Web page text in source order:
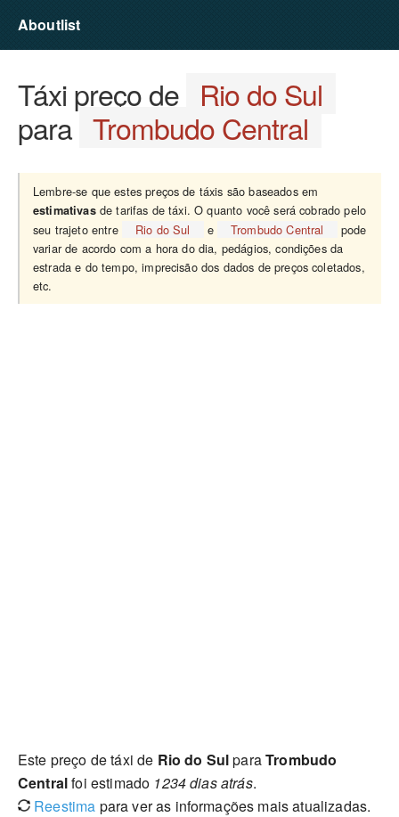
Aboutlist
Táxi preço de Rio do Sul
para Trombudo Central
Lembre-se que estes preços de táxis são baseados em
estimativasde tarifas de táxi. O quanto você será cobrado pelo
seu trajeto entre
Rio do Sul e Trombudo Central
pode
variar de acordo com a hora do dia, pedágios, condições da
estrada e do tempo, imprecisão dos dados de preços coletados,
etc.
Este preço de táxi de Rio do SulparaTrombudo
Centralfoi estimado 1234 dias atrás.
Reestima para ver as informações mais atualizadas.